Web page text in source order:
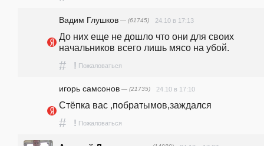
Вадим Глушков — (61745) 24.10 в 17:13
До них еще не дошло что они для своих
начальников всего лишь мясо на убой.
# ! Пожаловаться
игорь самсонов — (21735) 24.10 в 17:10
Стёпка вас ,побратымов,заждался
# ! Пожаловаться